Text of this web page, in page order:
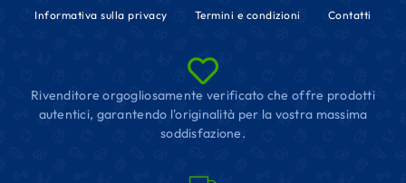
Informativa sulla privacy Termini e condizioni Contatti
Rivenditore orgogliosamente verificato che offre prodotti
autentici, garantendo l'originalità per la vostra massima
soddisfazione.